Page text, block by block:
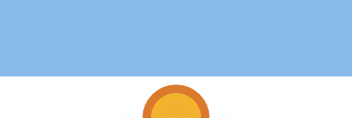
programmez des alertes de taux et transférez de
l'argent à l'étranger sans frais cachés. Téléchargez